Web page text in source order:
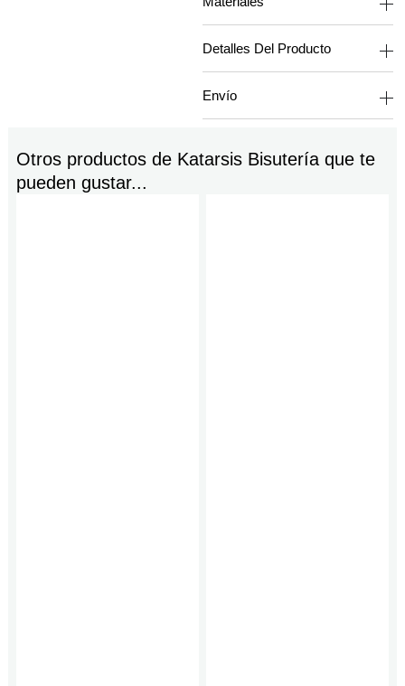
Detalles Del Producto
Envío
Otros productos de Katarsis Bisuteríaque te
pueden gustar...